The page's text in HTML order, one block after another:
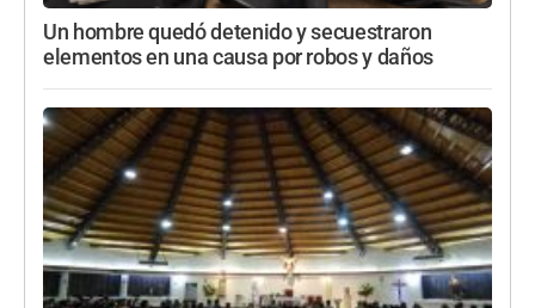
Un hombre quedó detenido y secuestraron
elementos en una causa por robos y daños